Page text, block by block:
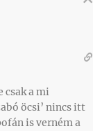
csak a mi
öcsi’ nincs itt
is verném a